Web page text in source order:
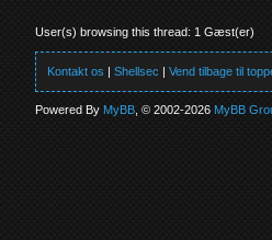
User(s) browsing this thread: 1 Gæst(er)
Kontakt os |Shellsec |Vend tilbage til
Powered ByMyBB , © 2002-2026MyBB